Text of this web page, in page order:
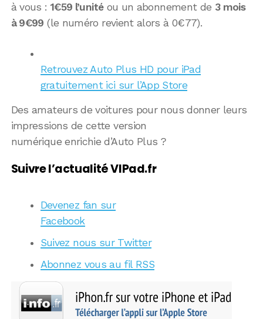
à vous : 1€59 l’unitéou un abonnement de 3 mois
à 9€99 (le numéro revient alors à 0€77).
Retrouvez Auto Plus HD pour iPad
gratuitement ici sur l’App Store
Des amateurs de voitures pour nous donner leurs
impressions de cette version
numérique enrichie d’Auto Plus ?
Suivre l’actualité VIPad.fr
Devenez fan sur
Facebook
Suivez nous sur Twitter
Abonnez vous au fil RSS